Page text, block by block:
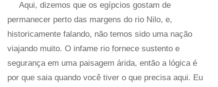
Aqui, dizemos que os egípcios gostam de
permanecer perto das margens do rio Nilo, e,
historicamente falando, não temos sido uma nação
viajando muito. O infame rio fornece sustento e
segurança em uma paisagem árida, então a lógica é
por que saia quando você tiver o que precisa aqui. Eu